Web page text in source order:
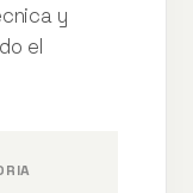
y
el